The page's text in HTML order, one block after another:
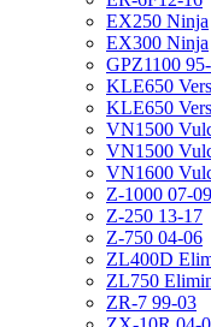
EX250 Ninja
EX300 Ninja
GPZ1100
KLE650
KLE650
VN1500
VN1500
VN1600
Z-1000 07-09
Z-250 13-17
Z-750 04-06
ZL400D
ZL750
ZR-7 99-03